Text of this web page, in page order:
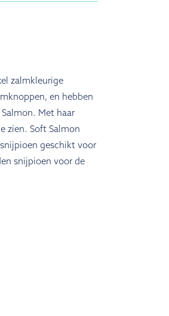
zalmkleurige
en hebben
Met haar
zien. Soft Salmon
geschikt voor
snijpioen voor de